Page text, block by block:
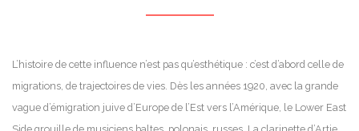
L’histoire de cette influence n’est pas qu’esthétique : c’est d’abord celle de
migrations, de trajectoires de vies. Dès les années 1920, avec la grande
vague d’émigration juive d’Europe de l’Est vers l’Amérique, le Lower East